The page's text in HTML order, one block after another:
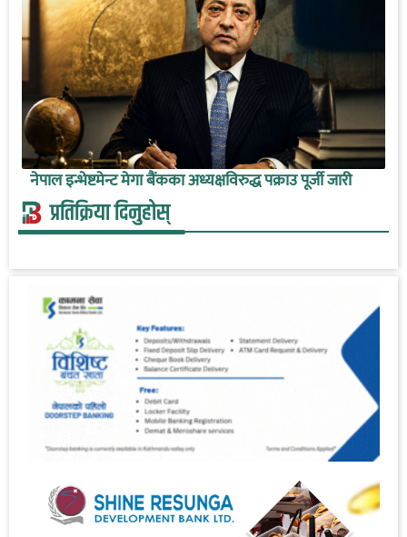
नेपाल इन्भेष्टमेन्ट मेगा बैंकका अध्यक्षविरुद्ध पक्राउ पूर्जी जारी
प्रतिक्रिया दिनुहोस्